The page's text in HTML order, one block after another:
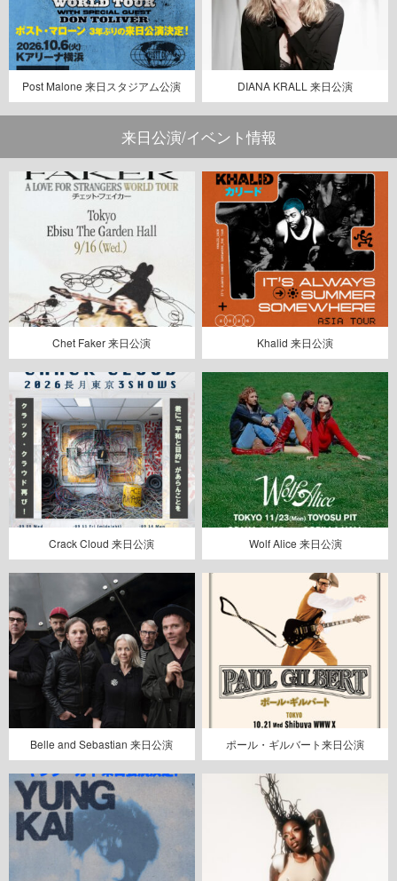
Post Malone 来日スタジアム公演 DIANA KRALL 来日公演
来日公演/イベント情報
Chet Faker 来日公演 Khalid 来日公演
Crack Cloud 来日公演 Wolf Alice 来日公演
Belle and Sebastian 来日公演 ポール・ギルバート来日公演